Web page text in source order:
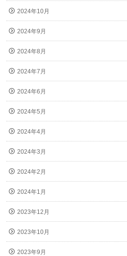
2024年10月
2024年9月
2024年8月
2024年7月
2024年6月
2024年5月
2024年4月
2024年3月
2024年2月
2024年1月
2023年12月
2023年10月
2023年9月